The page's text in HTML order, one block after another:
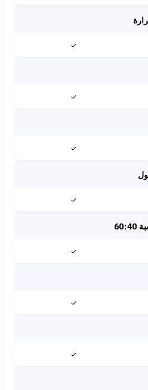
✓
✓
✓
✓
✓
✓
✓